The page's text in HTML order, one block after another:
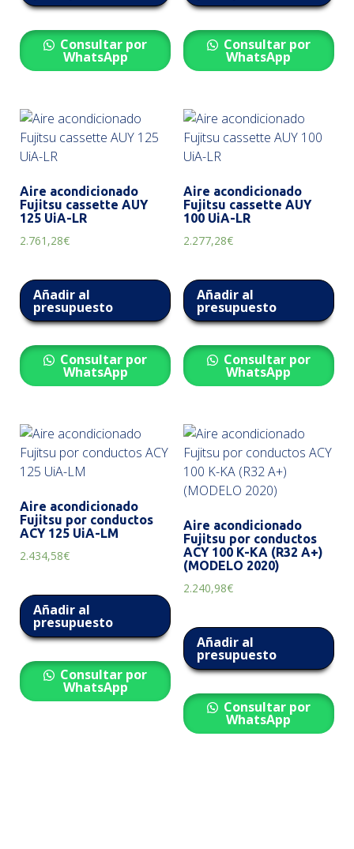
Consultar por
WhatsApp
Consultar por
WhatsApp
Aire acondicionado
Fujitsu cassette AUY
125 UiA-LR
2.761,28€
Añadir al
presupuesto
Consultar por
WhatsApp
Aire acondicionado
Fujitsu cassette AUY
100 UiA-LR
2.277,28€
Añadir al
presupuesto
Consultar por
WhatsApp
Aire acondicionado
Fujitsu por conductos
ACY 125 UiA-LM
2.434,58€
Añadir al
presupuesto
Consultar por
WhatsApp
Aire acondicionado
Fujitsu por conductos
ACY 100 K-KA (R32 A+)
(MODELO 2020)
2.240,98€
Añadir al
presupuesto
Consultar por
WhatsApp